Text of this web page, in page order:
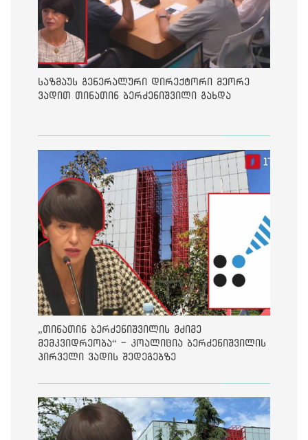
საზმაუს გენერალური დირექტორი მეორე
ვადით თინათინ ბერძენიშვილი გახდა
„თინათინ ბერძენიშვილის მძიმე
მემკვიდრეობა“ - კოალიცია ბერძენიშვილის
პირველი ვადის შედეგებზე